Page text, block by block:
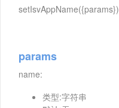
setIsvAppName({params})
params
name:
类型:字符串